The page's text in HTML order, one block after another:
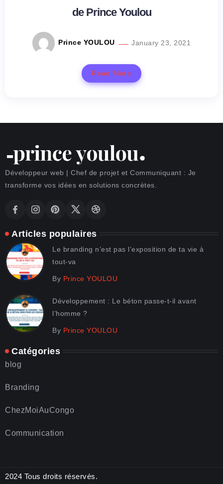
de Prince Youlou
Prince YOULOU January 23, 2021
Read More
Développeur web | Chef de projet et Communiquant : Je
transforme vos idées en solutions concrètes.
Articles populaires
Le branding n’est pas l’exposition de ta vie à
tout-va
By Prince YOULOU
Développement : Le béton passe-t-il avant
l’homme ?
By Prince YOULOU
Catégories
blog
Branding
ChezMoiAuCongo
Communication
2024 Tous droits réservés.